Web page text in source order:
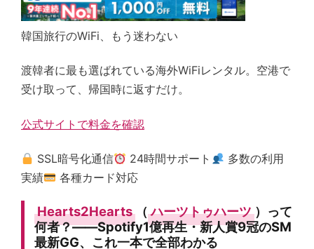
韓国旅行のWiFi、もう迷わない
渡韓者に最も選ばれている海外WiFiレンタル。空港で
受け取って、帰国時に返すだけ。
公式サイトで料金を確認
SSL暗号化通信 24時間サポート
多数の利用
実績
各種カード対応
Hearts2Hearts （ ハーツトゥハーツ ）って
何者？——Spotify1億再生・新人賞9冠のSM
最新GG、これ一本で全部わかる